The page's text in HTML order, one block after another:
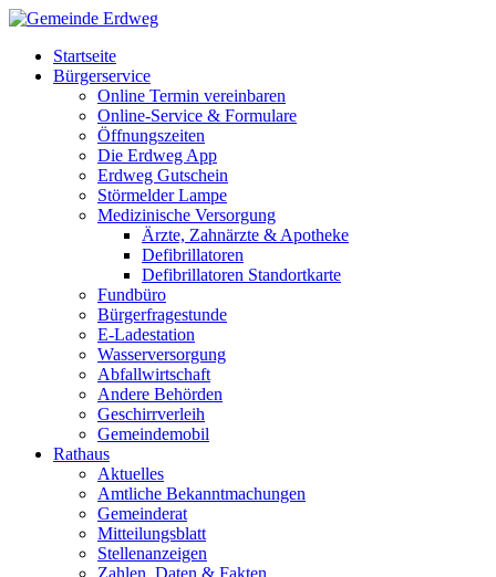
Startseite
Bürgerservice
Online Termin vereinbaren
Online-Service & Formulare
Öffnungszeiten
Die Erdweg App
Erdweg Gutschein
Störmelder Lampe
Medizinische Versorgung
Ärzte, Zahnärzte & Apotheke
Defibrillatoren
Defibrillatoren Standortkarte
Fundbüro
Bürgerfragestunde
E-Ladestation
Wasserversorgung
Abfallwirtschaft
Andere Behörden
Geschirrverleih
Gemeindemobil
Rathaus
Aktuelles
Amtliche Bekanntmachungen
Gemeinderat
Mitteilungsblatt
Stellenanzeigen
Zahlen, Daten & Fakten